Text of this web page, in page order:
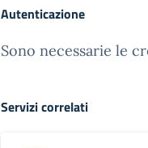
Autenticazione
Sono necessarie le
Servizi correlati